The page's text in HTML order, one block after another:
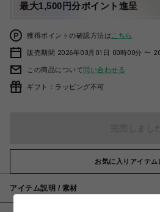
最大1,500円分ポイント進呈
獲得ポイントの確認方法は こちら
販売期間 2026年03月01日 00時00分 〜
この商品について問い合わせる
ギフト：ラッピング不可
お気に入りアイテム
アイテム説明 / 素材